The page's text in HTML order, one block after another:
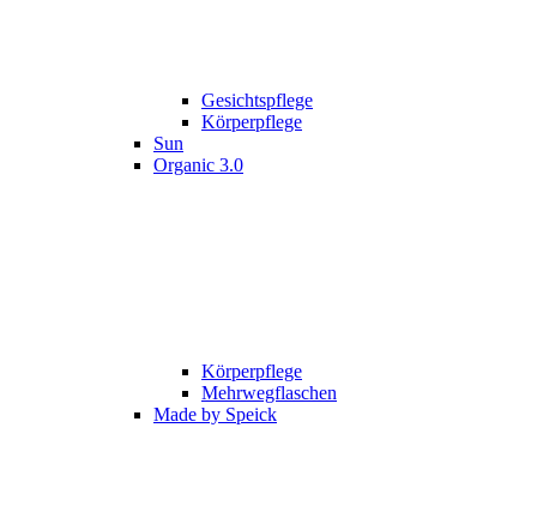
Gesichtspflege
Körperpflege
Sun
Organic 3.0
Körperpflege
Mehrwegflaschen
Made by Speick